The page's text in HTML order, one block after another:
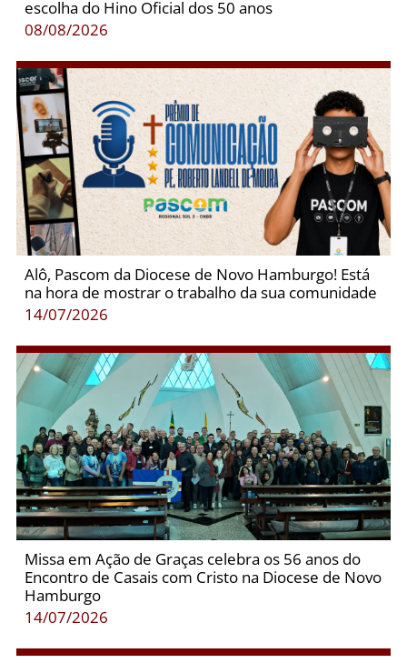
escolha do Hino Oficial dos 50 anos
08/08/2026
Alô, Pascom da Diocese de Novo Hamburgo! Está
na hora de mostrar o trabalho da sua comunidade
14/07/2026
Missa em Ação de Graças celebra os 56 anos do
Encontro de Casais com Cristo na Diocese de Novo
Hamburgo
14/07/2026